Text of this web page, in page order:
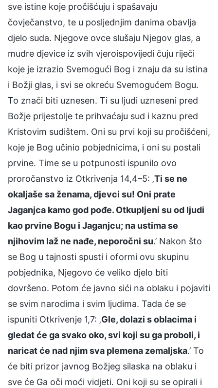
sve istine koje pročišćuju i spašavaju
čovječanstvo, te u posljednjim danima obavlja
djelo suda. Njegove ovce slušaju Njegov glas, a
mudre djevice iz svih vjeroispovijedi čuju riječi
koje je izrazio Svemogući Bog i znaju da su istina
i Božji glas, i svi se okreću Svemogućem Bogu.
To znači biti uznesen. Ti su ljudi uzneseni pred
Božje prijestolje te prihvaćaju sud i kaznu pred
Kristovim sudištem. Oni su prvi koji su pročišćeni,
koje je Bog učinio pobjednicima, i oni su postali
prvine. Time se u potpunosti ispunilo ovo
proročanstvo iz Otkrivenja 14,4–5: ‚Ti se ne
okaljaše sa ženama, djevci su! Oni prate
Jaganjca kamo god pođe. Otkupljeni su od ljudi
kao prvine Bogu i Jaganjcu; na ustima se
njihovim laž ne nađe, neporočni su.’ Nakon što
se Bog u tajnosti spusti i oformi ovu skupinu
pobjednika, Njegovo će veliko djelo biti
dovršeno. Potom će javno sići na oblaku i pojaviti
se svim narodima i svim ljudima. Tada će se
ispuniti Otkrivenje 1,7: ‚Gle, dolazi s oblacima i
gledat će ga svako oko, svi koji su ga proboli, i
naricat će nad njim sva plemena zemaljska.’ To
će biti prizor javnog Božjeg silaska na oblaku i
sve će Ga oči moći vidjeti. Oni koji su se opirali i